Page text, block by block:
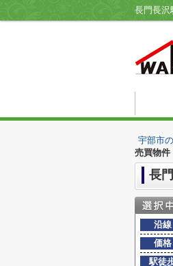
宇部市
売買物件
長
沿線
価格
駅徒